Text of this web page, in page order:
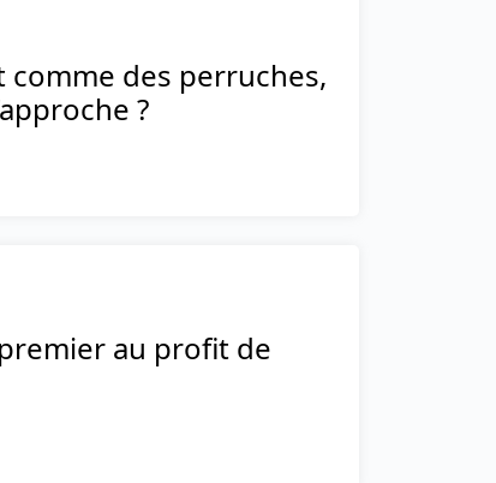
des perruches,
?
au profit de